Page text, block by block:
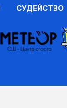
СУДЕЙСТВО